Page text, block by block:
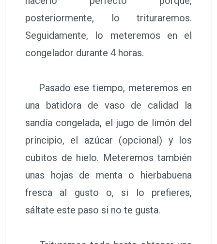
posteriormente, lo trituraremos.
Seguidamente, lo meteremos en el
congelador durante 4 horas.
Pasado ese tiempo, meteremos en
una batidora de vaso de calidad la
sandía congelada, el jugo de limón del
principio, el azúcar (opcional) y los
cubitos de hielo. Meteremos también
unas hojas de menta o hierbabuena
fresca al gusto o, si lo prefieres,
sáltate este paso si no te gusta.